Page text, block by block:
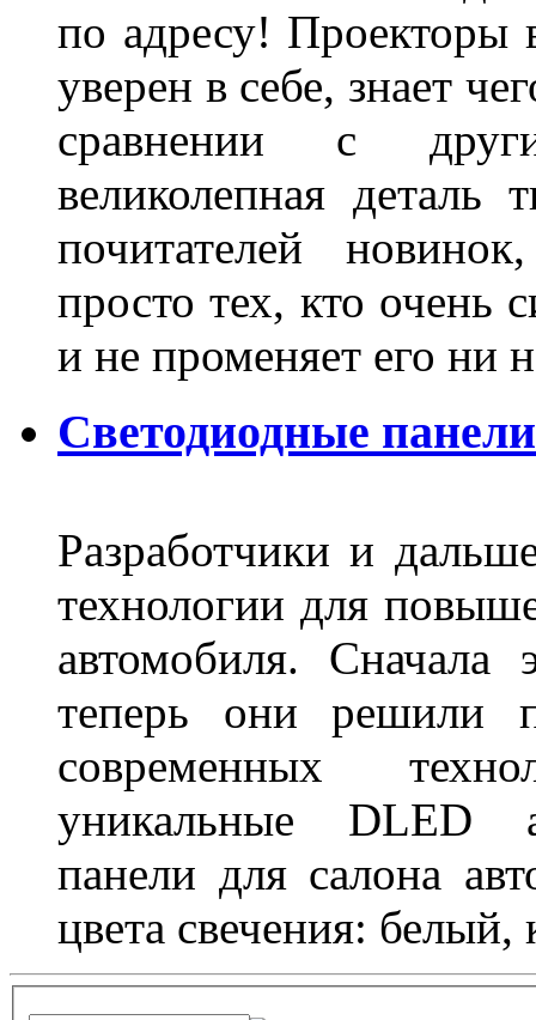
по адресу! Проекторы
уверен в себе, знает
сравнении с
великолепная
почитателей
просто тех, кто очень
и не променяет его ни
Светодиодные
Разработчики и
технологии для
автомобиля.
теперь они решили
современных
уникальные DLED
панели для салона
цвета свечения: